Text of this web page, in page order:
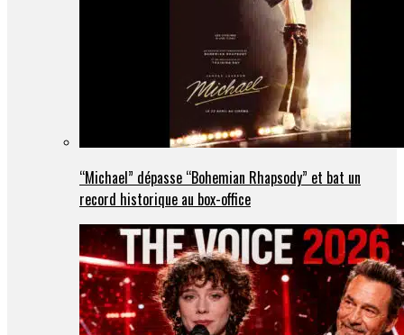
“Michael” dépasse “Bohemian Rhapsody” et bat un
record historique au box-office